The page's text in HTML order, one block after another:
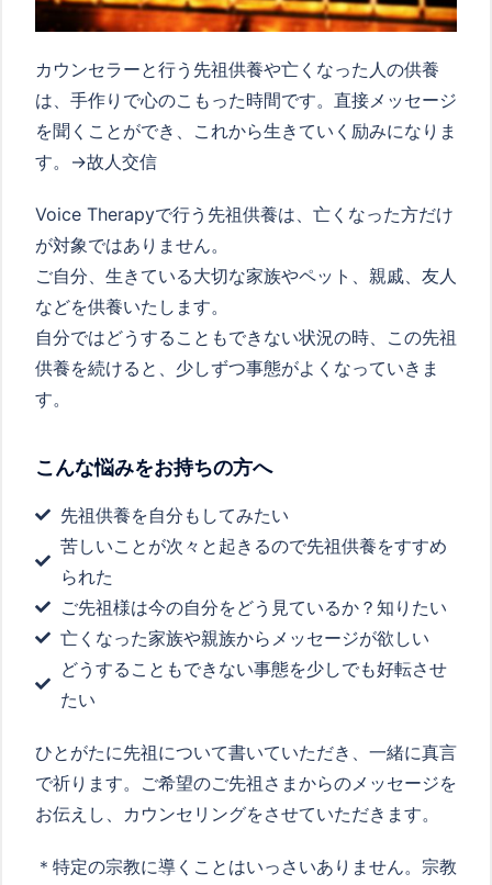
カウンセラーと行う先祖供養や亡くなった人の供養
は、手作りで心のこもった時間です。直接メッセージ
を聞くことができ、これから生きていく励みになりま
す。→故人交信
Voice Therapyで行う先祖供養は、亡くなった方だけ
が対象ではありません。
ご自分、生きている大切な家族やペット、親戚、友人
などを供養いたします。
自分ではどうすることもできない状況の時、この先祖
供養を続けると、少しずつ事態がよくなっていきま
す。
こんな悩みをお持ちの方へ
先祖供養を自分もしてみたい
苦しいことが次々と起きるので先祖供養をすすめ
られた
ご先祖様は今の自分をどう見ているか？知りたい
亡くなった家族や親族からメッセージが欲しい
どうすることもできない事態を少しでも好転させ
たい
ひとがたに先祖について書いていただき、一緒に真言
で祈ります。ご希望のご先祖さまからのメッセージを
お伝えし、カウンセリングをさせていただきます。
＊特定の宗教に導くことはいっさいありません。宗教